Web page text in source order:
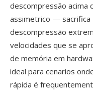
descompressão acima
assimetrico — sacrifica
descompressão
velocidades que se
de memória em
ideal para cenarios
rápida é